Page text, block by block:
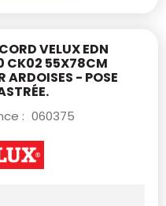
VELUX EDN
CK02 55X78CM
ARDOISES - POSE
: 060375